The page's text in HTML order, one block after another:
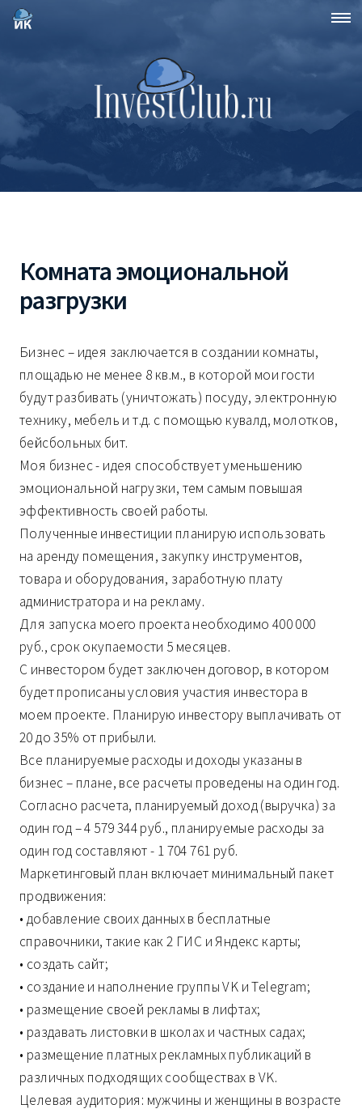
Комната эмоциональной
разгрузки
Бизнес – идея заключается в создании комнаты,
площадью не менее 8 кв.м., в которой мои гости
будут разбивать (уничтожать) посуду, электронную
технику, мебель и т.д. с помощью кувалд, молотков,
бейсбольных бит.
Моя бизнес - идея способствует уменьшению
эмоциональной нагрузки, тем самым повышая
эффективность своей работы.
Полученные инвестиции планирую использовать
на аренду помещения, закупку инструментов,
товара и оборудования, заработную плату
администратора и на рекламу.
Для запуска моего проекта необходимо 400 000
руб., срок окупаемости 5 месяцев.
С инвестором будет заключен договор, в котором
будет прописаны условия участия инвестора в
моем проекте. Планирую инвестору выплачивать от
20 до 35% от прибыли.
Все планируемые расходы и доходы указаны в
бизнес – плане, все расчеты проведены на один год.
Согласно расчета, планируемый доход (выручка) за
один год – 4 579 344 руб., планируемые расходы за
один год составляют - 1 704 761 руб.
Маркетинговый план включает минимальный пакет
продвижения:
• добавление своих данных в бесплатные
справочники, такие как 2 ГИС и Яндекс карты;
• создать сайт;
• создание и наполнение группы VK и Telegram;
• размещение своей рекламы в лифтах;
• раздавать листовки в школах и частных садах;
• размещение платных рекламных публикаций в
различных подходящих сообществах в VK.
Целевая аудитория: мужчины и женщины в возрасте